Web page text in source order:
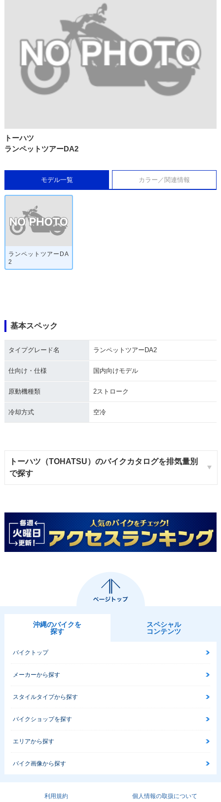
トーハツ
ランペットツアーDA2
モデル一覧 カラー／関連情報
ランペットツアーDA
2
基本スペック
タイプグレード名 ランペットツアーDA2
仕向け・仕様 国内向けモデル
原動機種類 2ストローク
冷却方式 空冷
トーハツ（TOHATSU）のバイクカタログを排気量別
で探す
沖縄のバイクを
探す
スペシャル
コンテンツ
バイクトップ
メーカーから探す
スタイルタイプから探す
バイクショップを探す
エリアから探す
バイク画像から探す
利用規約 個人情報の取扱について